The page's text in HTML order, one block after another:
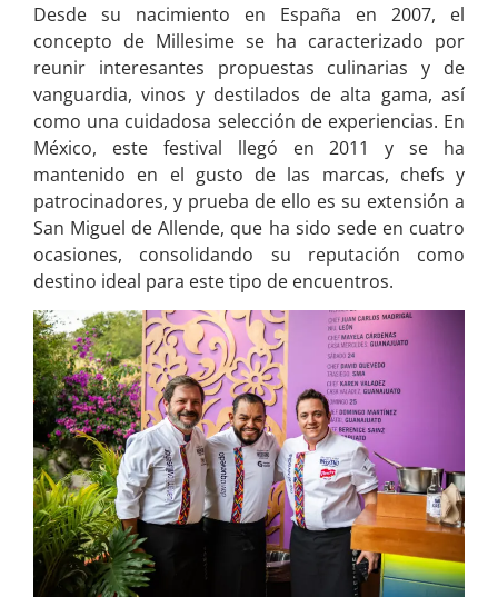
Desde su nacimiento en España en 2007, el
concepto de Millesime se ha caracterizado por
reunir interesantes propuestas culinarias y de
vanguardia, vinos y destilados de alta gama, así
como una cuidadosa selección de experiencias. En
México, este festival llegó en 2011 y se ha
mantenido en el gusto de las marcas, chefs y
patrocinadores, y prueba de ello es su extensión a
San Miguel de Allende, que ha sido sede en cuatro
ocasiones, consolidando su reputación como
destino ideal para este tipo de encuentros.